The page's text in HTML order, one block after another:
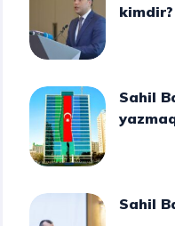
kimdir?
Sahil Babayeva mektub
Sahil